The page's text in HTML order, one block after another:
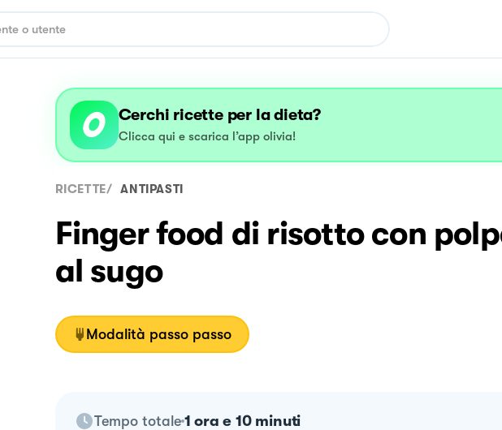
Cerchi ricette per la dieta?
Clicca qui e scarica l’app olivia!
RICETTE/ ANTIPASTI
Finger food di risotto con
al sugo
Modalità passo passo
Tempo totale 1 ora e 10 minuti